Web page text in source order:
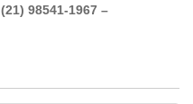
(21) 98541-1967 –